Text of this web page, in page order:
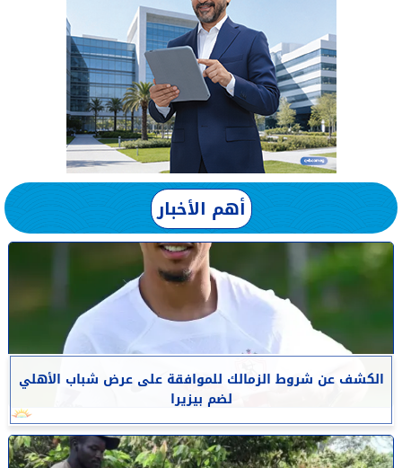
أهم الأخبار
الكشف عن شروط الزمالك للموافقة على عرض شباب الأهلي
لضم بيزيرا